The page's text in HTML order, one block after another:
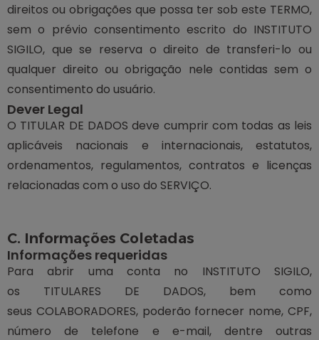
direitos ou obrigações que possa ter sob este TERMO,
sem o prévio consentimento escrito do INSTITUTO
SIGILO, que se reserva o direito de transferi-lo ou
qualquer direito ou obrigação nele contidas sem o
consentimento do usuário.
Dever Legal
O TITULAR DE DADOS deve cumprir com todas as leis
aplicáveis nacionais e internacionais, estatutos,
ordenamentos, regulamentos, contratos e licenças
relacionadas com o uso do SERVIÇO.
C. Informações Coletadas
Informações requeridas
Para abrir uma conta no INSTITUTO SIGILO,
os TITULARES DE DADOS, bem como
seus COLABORADORES, poderão fornecer nome, CPF,
número de telefone e e-mail, dentre outras